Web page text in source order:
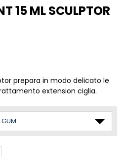
15 ML SCULPTOR
prepara in modo delicato le
extension ciglia.